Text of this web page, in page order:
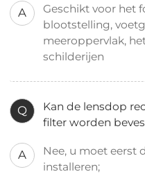
A
Geschikt voor het
blootstelling,
meeroppervlak,
schilderijen
Q
Kan de lensdop
filter worden
A
Nee, u moet eerst
installeren;